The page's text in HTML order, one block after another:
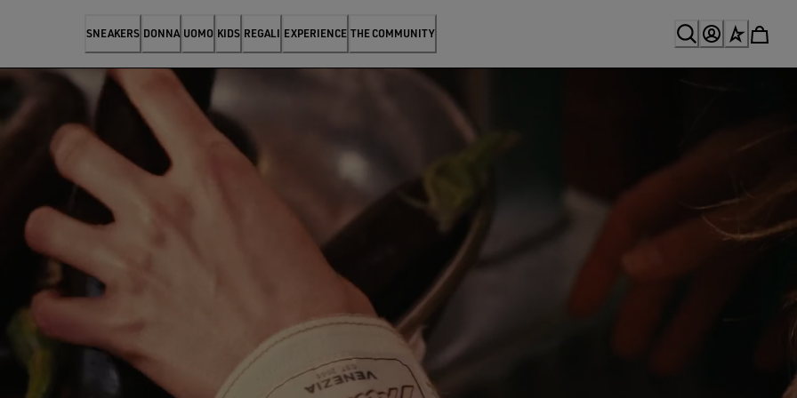
SNEAKERS DONNA UOMO KIDS REGALI EXPERIENCE THE COMMUNITY